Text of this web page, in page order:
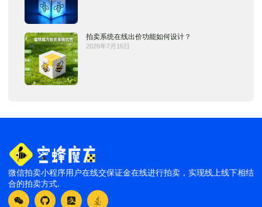
拍卖系统在线出价功能如何设计？
2026年7月16日
微信拍卖小程序用户在线交保证金在线进行拍卖，实现线上线下相结
合的拍卖方式.